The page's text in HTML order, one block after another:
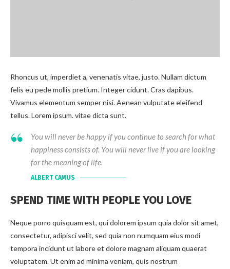
Rhoncus ut, imperdiet a, venenatis vitae, justo. Nullam dictum
felis eu pede mollis pretium. Integer cidunt. Cras dapibus.
Vivamus elementum semper nisi. Aenean vulputate eleifend
tellus. Lorem ipsum. vitae dicta sunt.
You will never be happy if you continue to search for what
happiness consists of. You will never live if you are looking
for the meaning of life.
ALBERT CAMUS
SPEND TIME WITH PEOPLE YOU LOVE
Neque porro quisquam est, qui dolorem ipsum quia dolor sit amet,
consectetur, adipisci velit, sed quia non numquam eius modi
tempora incidunt ut labore et dolore magnam aliquam quaerat
voluptatem. Ut enim ad minima veniam, quis nostrum